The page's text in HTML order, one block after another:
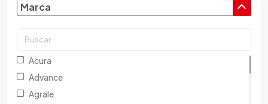
Marca
Acura
Advance
Agrale